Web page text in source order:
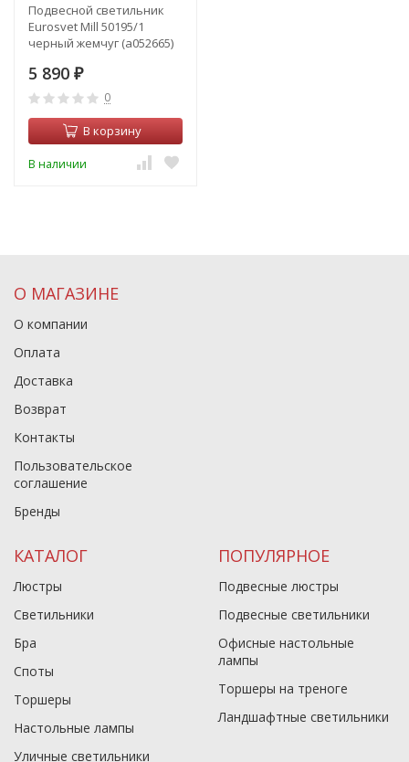
Подвесной светильник
Eurosvet Mill 50195/1
черный жемчуг (a052665)
5 890 ₽
0
В корзину
В наличии
О МАГАЗИНЕ
О компании
Оплата
Доставка
Возврат
Контакты
Пользовательское
соглашение
Бренды
КАТАЛОГ
Люстры
Светильники
Бра
Споты
Торшеры
Настольные лампы
Уличные светильники
ПОПУЛЯРНОЕ
Подвесные люстры
Подвесные светильники
Офисные настольные
лампы
Торшеры на треноге
Ландшафтные светильники